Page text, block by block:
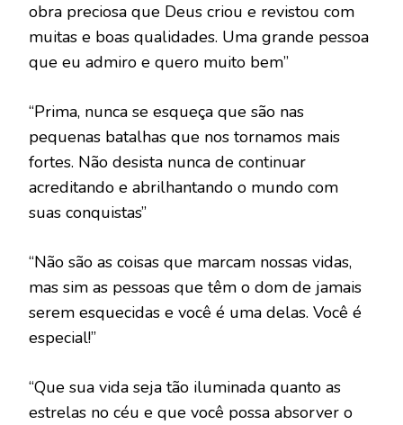
obra preciosa que Deus criou e revistou com
muitas e boas qualidades. Uma grande pessoa
que eu admiro e quero muito bem”
“Prima, nunca se esqueça que são nas
pequenas batalhas que nos tornamos mais
fortes. Não desista nunca de continuar
acreditando e abrilhantando o mundo com
suas conquistas”
“Não são as coisas que marcam nossas vidas,
mas sim as pessoas que têm o dom de jamais
serem esquecidas e você é uma delas. Você é
especial!”
“Que sua vida seja tão iluminada quanto as
estrelas no céu e que você possa absorver o